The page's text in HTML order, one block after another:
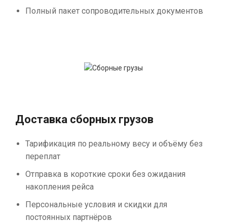
Полный пакет сопроводительных документов
Доставка сборных грузов
Тарификация по реальному весу и объёму без
переплат
Отправка в короткие сроки без ожидания
накопления рейса
Персональные условия и скидки для
постоянных партнёров